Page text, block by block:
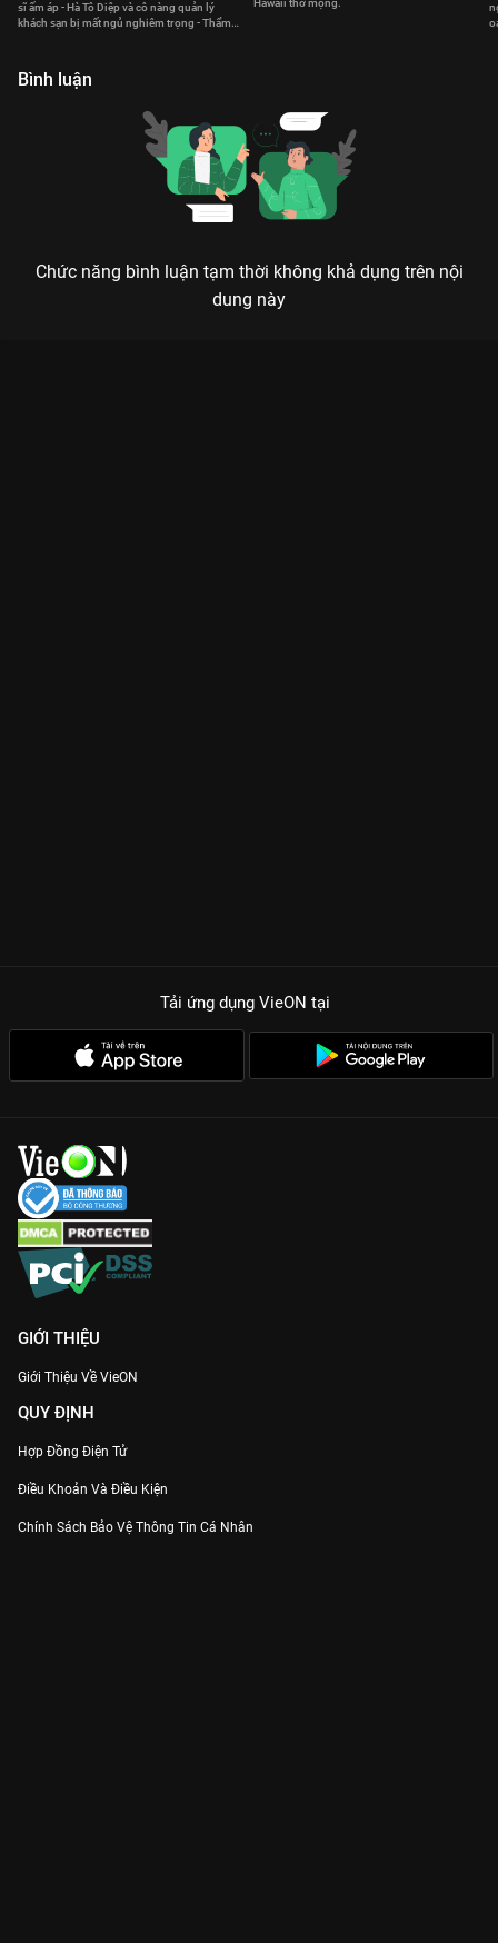
sĩ ấm áp - Hà Tô Diệp và cô nàng quản lý
khách sạn bị mất ngủ nghiêm trọng - Thẩm
Bình luận
Chức năng bình luận tạm thời không khả dụng trên nội
dung này
Tải ứng dụng VieON tại
GIỚI THIỆU
Giới Thiệu Về VieON
QUY ĐỊNH
Hợp Đồng Điện Tử
Điều Khoản Và Điều Kiện
Chính Sách Bảo Vệ Thông Tin Cá Nhân